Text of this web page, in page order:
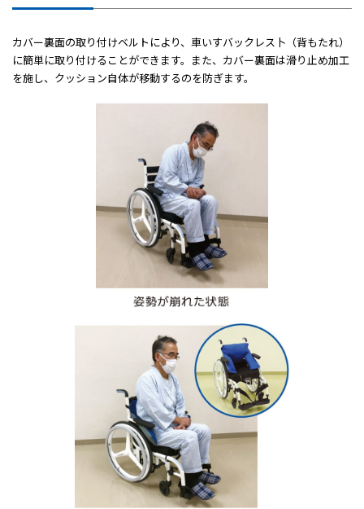
カバー裏面の取り付けベルトにより、車いすバックレス卜（背もたれ）
に簡単に取り付けることができます。また、カバー裏面は滑り止め加工
を施し、クッション自体が移動するのを防ぎます。